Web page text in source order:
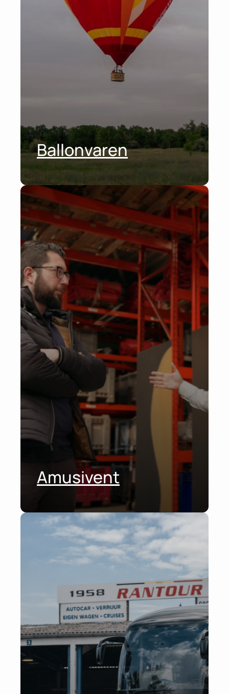
Ballonvaren
Amusivent